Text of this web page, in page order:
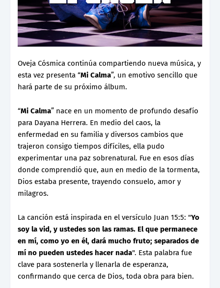
Oveja Cósmica continúa compartiendo nueva música, y
esta vez presenta “Mi Calma”, un emotivo sencillo que
hará parte de su próximo álbum.
“Mi Calma” nace en un momento de profundo desafío
para Dayana Herrera. En medio del caos, la
enfermedad en su familia y diversos cambios que
trajeron consigo tiempos difíciles, ella pudo
experimentar una paz sobrenatural. Fue en esos días
donde comprendió que, aun en medio de la tormenta,
Dios estaba presente, trayendo consuelo, amor y
milagros.
La canción está inspirada en el versículo Juan 15:5: "Yo
soy la vid, y ustedes son las ramas. El que permanece
en mí, como yo en él, dará mucho fruto; separados de
mí no pueden ustedes hacer nada". Esta palabra fue
clave para sostenerla y llenarla de esperanza,
confirmando que cerca de Dios, toda obra para bien.